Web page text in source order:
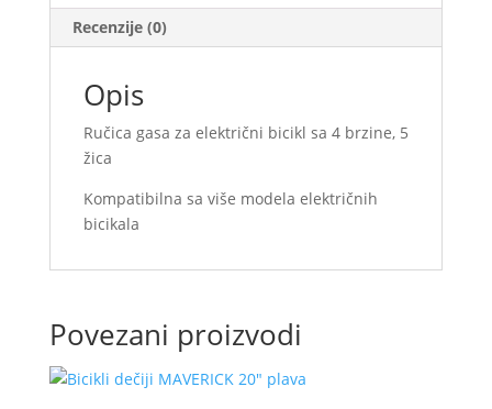
Recenzije (0)
Opis
Ručica gasa za električni bicikl sa 4 brzine, 5
žica
Kompatibilna sa više modela električnih
bicikala
Povezani proizvodi